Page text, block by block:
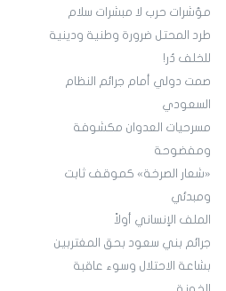
مؤشرات حرب لا مبشرات سلام
طرد المحتل ضرورة وطنية ودينية
للخلف دُر!
صمت دولي أمام جرائم النظام
السعودي
مسرحيات العدوان مكشوفة
ومفضوحة
«شعار الصرخة» كموقف ثابت
ومبدئي
الملف الإنساني أولاً
جرائم بني سعود بحق المغتربين
بشاعة الاحتلال وسوء عاقبة